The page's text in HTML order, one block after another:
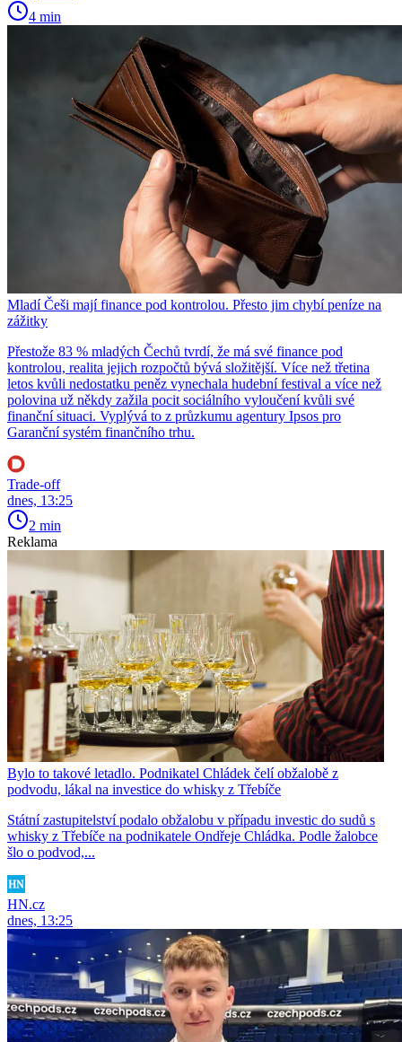
4 min
Mladí Češi mají finance pod kontrolou. Přesto jim chybí peníze na
zážitky
Přestože 83 % mladých Čechů tvrdí, že má své finance pod
kontrolou, realita jejich rozpočtů bývá složitější. Více než třetina
letos kvůli nedostatku peněz vynechala hudební festival a více než
polovina už někdy zažila pocit sociálního vyloučení kvůli své
finanční situaci. Vyplývá to z průzkumu agentury Ipsos pro
Garanční systém finančního trhu.
Trade-off
dnes, 13:25
2 min
Reklama
Bylo to takové letadlo. Podnikatel Chládek čelí obžalobě z
podvodu, lákal na investice do whisky z Třebíče
Státní zastupitelství podalo obžalobu v případu investic do sudů s
whisky z Třebíče na podnikatele Ondřeje Chládka. Podle žalobce
šlo o podvod,...
HN.cz
dnes, 13:25